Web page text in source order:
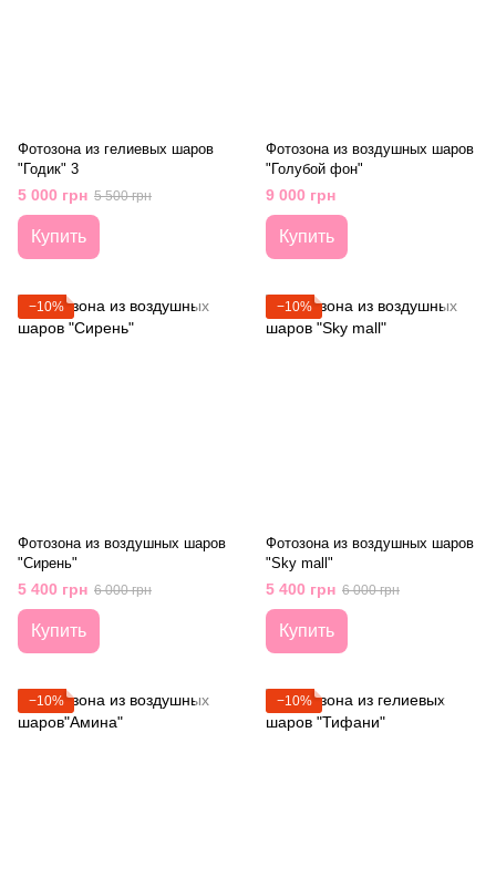
Фотозона из гелиевых шаров
"Годик" 3
5 000 грн 5 500 грн
Купить
Фотозона из воздушных шаров
"Голубой фон"
9 000 грн
Купить
−10%
Фотозона из воздушных шаров
"Сирень"
5 400 грн 6 000 грн
Купить
−10%
Фотозона из воздушных шаров
"Sky mall"
5 400 грн 6 000 грн
Купить
−10% −10%